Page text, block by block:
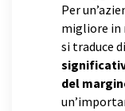
Per
migliore in
si traduce
del